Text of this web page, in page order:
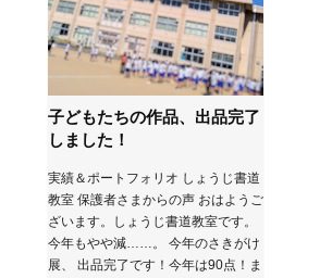
子どもたちの作品、出品完了
しました！
実績＆ポートフォリオ しょうじ書道
教室 保護者さまからの声 おはようご
ざいます。しょうじ書道教室です。
今年もやや減……。 今年のさきがけ
展、 出品完了です！今年は90点！ま